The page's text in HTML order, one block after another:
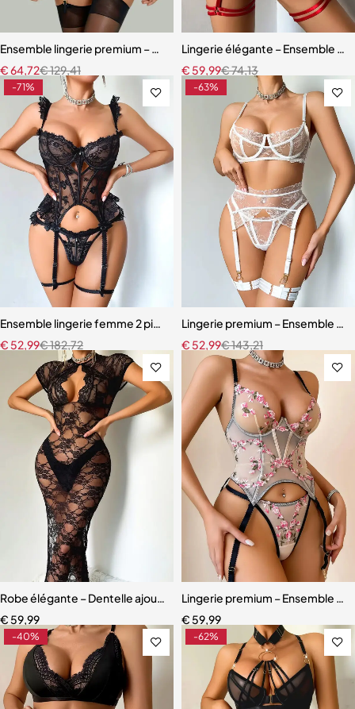
Ensemble lingerie premium – Bas, soutien-gorge et accessoires
€129,41
€64,72
Lingerie élégante – Ensemble
€74,13
€ 59,99
-71%
Ensemble lingerie femme 2 pièces – Dentelle à cils et broderie
€182,72
€ 52,99
-63%
Lingerie premium – Ensemble
€143,21
€ 52,99
Robe élégante – Dentelle ajourée avec fente haute et effet
€ 59,99
Lingerie premium – Ensemble
€ 59,99
-40% -62%